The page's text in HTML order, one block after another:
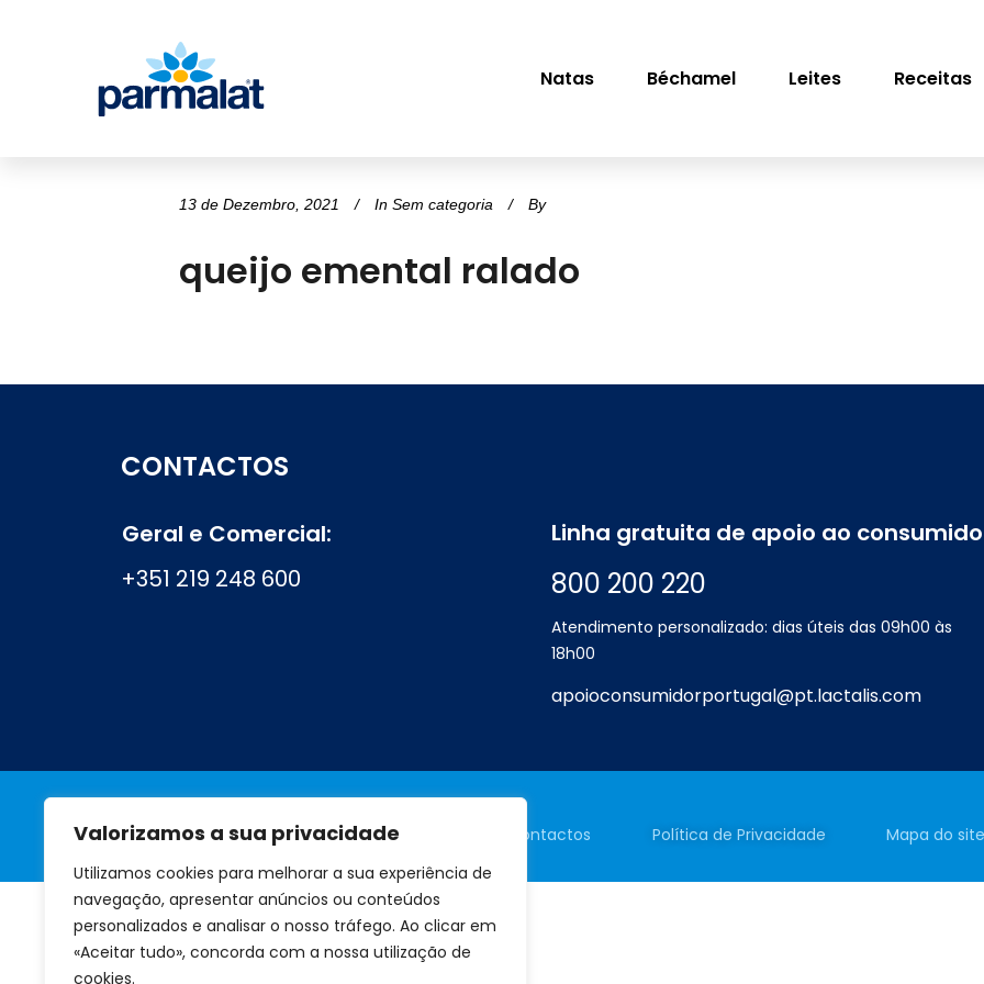
Valorizamos a sua privacidade
Utilizamos cookies para melhorar a sua experiência de
navegação, apresentar anúncios ou conteúdos
personalizados e analisar o nosso tráfego. Ao clicar em
«Aceitar tudo», concorda com a nossa utilização de
cookies.
Natas Béchamel Leites Receitas
13 de Dezembro, 2021 In Sem categoria By
queijo emental ralado
CONTACTOS
Geral e Comercial:
+351 219 248 600
Linha gratuita de apoio ao
800 200 220
Atendimento personalizado: dias úteis das 09h00 às
18h00
apoioconsumidorportugal@pt.lactalis.com
A marca Perguntas frequentes Contactos Política de Privacidade Mapa do site